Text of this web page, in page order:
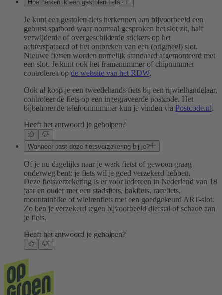
Hoe herken ik een gestolen fiets?
Je kunt een gestolen fiets herkennen aan bijvoorbeeld een
gebutst spatbord waar normaal gesproken het slot zit, half
verwijderde of overgeschilderde stickers op het
achterspatbord of het ontbreken van een (origineel) slot.
Nieuwe fietsen worden namelijk standaard afgemonteerd met
een slot. Je kunt ook het framenummer of chipnummer
controleren op de website van het RDW.
Ook al koop je een tweedehands fiets bij een rijwielhandelaar,
controleer de fiets op een ingegraveerde postcode. Het
bijbehorende telefoonnummer kun je vinden via Postcode.nl.
Heeft het antwoord je geholpen?
Wanneer past deze fietsverzekering bij je?
Of je nu dagelijks naar je werk fietst of gewoon graag
onderweg bent: je fiets wil je goed verzekerd hebben.
Deze fietsverzekering is er voor iedereen in Nederland van 18
jaar en ouder met een stadsfiets, bakfiets, racefiets,
mountainbike of wielrenfiets met een goedgekeurd ART-slot.
Zo ben je verzekerd tegen bijvoorbeeld diefstal of schade aan
je fiets.
Heeft het antwoord je geholpen?